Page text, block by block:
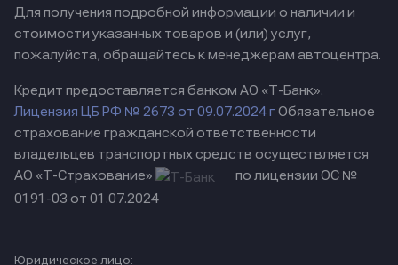
Для получения подробной информации о наличии и
стоимости указанных товаров и (или) услуг,
пожалуйста, обращайтесь к менеджерам автоцентра.
Кредит предоставляется банком АО «Т-Банк».
Лицензия ЦБ РФ № 2673 от 09.07.2024 гОбязательное
страхование гражданской ответственности
владельцев транспортных средств осуществляется
АО «Т-Страхование»
по лицензии ОС №
0191-03 от 01.07.2024
Юридическое лицо: